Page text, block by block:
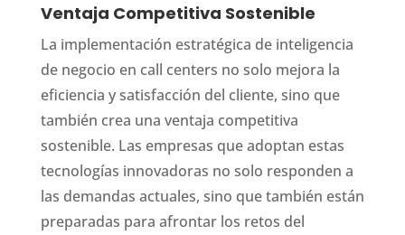
Ventaja Competitiva Sostenible
La implementación estratégica de inteligencia
de negocio en call centers no solo mejora la
eficiencia y satisfacción del cliente, sino que
también crea una ventaja competitiva
sostenible. Las empresas que adoptan estas
tecnologías innovadoras no solo responden a
las demandas actuales, sino que también están
preparadas para afrontar los retos del